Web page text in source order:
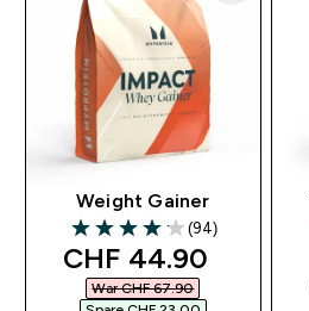
Weight Gainer
4.14 out of 5 stars
(94)
discounted price
CHF 44.90‎
War CHF 67.90‎